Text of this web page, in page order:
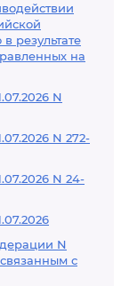
результате
на
N
N 272-
N 24-
N
с